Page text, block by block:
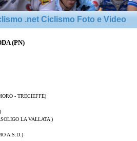
.net Ciclismo Foto e Video
(PN)
- TRECIEFFE)
LA VALLATA )
A.S.D.)